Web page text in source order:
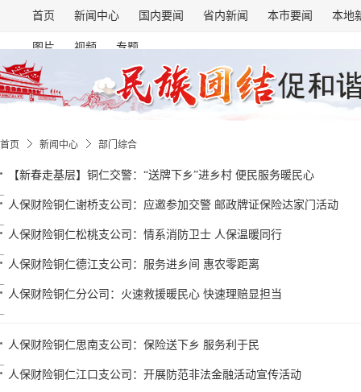
首页 新闻中心 国内要闻 省内新闻 本市要闻 本地
图片 视频 专题
首页 新闻中心 部门综合
【新春走基层】铜仁交警：“送牌下乡”进乡村 便民服务暖民心
人保财险铜仁谢桥支公司：应邀参加交警 邮政牌证保险达家门活动
人保财险铜仁松桃支公司：情系消防卫士 人保温暖同行
人保财险铜仁德江支公司：服务进乡间 惠农零距离
人保财险铜仁分公司：火速救援暖民心 快速理赔显担当
人保财险铜仁思南支公司：保险送下乡 服务利于民
人保财险铜仁江口支公司：开展防范非法金融活动宣传活动